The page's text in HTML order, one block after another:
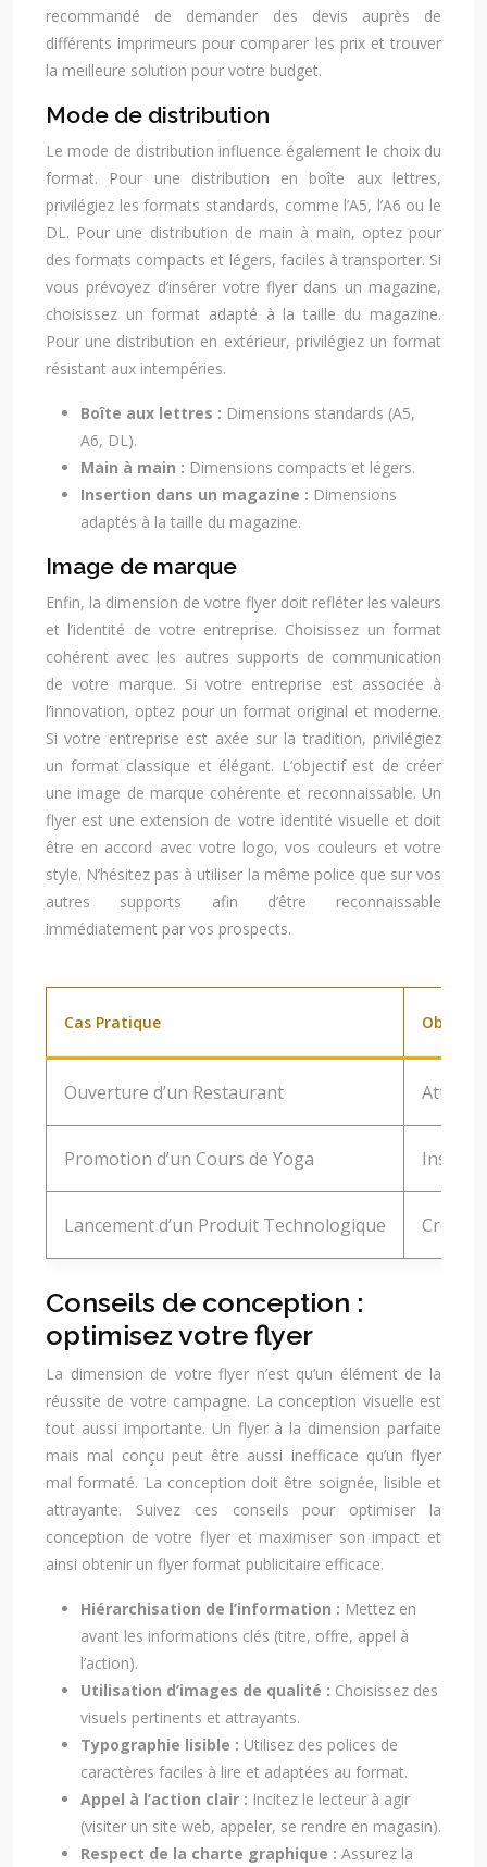
recommandé de demander des devis auprès de
différents imprimeurs pour comparer les prix et trouver
la meilleure solution pour votre budget.
Mode de distribution
Le mode de distribution influence également le choix du
format. Pour une distribution en boîte aux lettres,
privilégiez les formats standards, comme l’A5, l’A6 ou le
DL. Pour une distribution de main à main, optez pour
des formats compacts et légers, faciles à transporter. Si
vous prévoyez d’insérer votre flyer dans un magazine,
choisissez un format adapté à la taille du magazine.
Pour une distribution en extérieur, privilégiez un format
résistant aux intempéries.
Boîte aux lettres : Dimensions standards (A5,
A6, DL).
Main à main : Dimensions compacts et légers.
Insertion dans un magazine : Dimensions
adaptés à la taille du magazine.
Image de marque
Enfin, la dimension de votre flyer doit refléter les valeurs
et l’identité de votre entreprise. Choisissez un format
cohérent avec les autres supports de communication
de votre marque. Si votre entreprise est associée à
l’innovation, optez pour un format original et moderne.
Si votre entreprise est axée sur la tradition, privilégiez
un format classique et élégant. L’objectif est de créer
une image de marque cohérente et reconnaissable. Un
flyer est une extension de votre identité visuelle et doit
être en accord avec votre logo, vos couleurs et votre
style. N’hésitez pas à utiliser la même police que sur vos
autres supports afin d’être reconnaissable
immédiatement par vos prospects.
Cas Pratique Objectif
Ouverture d’un Restaurant Attirer
Promotion d’un Cours de Yoga
Lancement d’un Produit Technologique Créer
Conseils de conception :
optimisez votre flyer
La dimension de votre flyer n’est qu’un élément de la
réussite de votre campagne. La conception visuelle est
tout aussi importante. Un flyer à la dimension parfaite
mais mal conçu peut être aussi inefficace qu’un flyer
mal formaté. La conception doit être soignée, lisible et
attrayante. Suivez ces conseils pour optimiser la
conception de votre flyer et maximiser son impact et
ainsi obtenir un flyer format publicitaire efficace.
Hiérarchisation de l’information : Mettez en
avant les informations clés (titre, offre, appel à
l’action).
Utilisation d’images de qualité : Choisissez des
visuels pertinents et attrayants.
Typographie lisible : Utilisez des polices de
caractères faciles à lire et adaptées au format.
Appel à l’action clair : Incitez le lecteur à agir
(visiter un site web, appeler, se rendre en magasin).
Respect de la charte graphique : Assurez la